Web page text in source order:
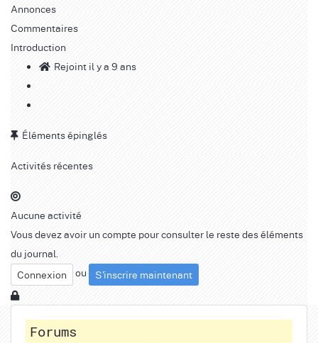
Annonces
Commentaires
Introduction
Rejoint il y a 9 ans
Éléments épinglés
Activités récentes
Aucune activité
Vous devez avoir un compte pour consulter le reste des éléments
du journal.
Connexion
ou S'inscrire maintenant
Forums